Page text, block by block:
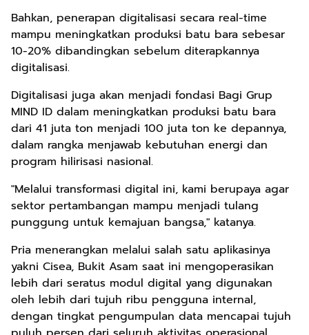
Bahkan, penerapan digitalisasi secara real-time
mampu meningkatkan produksi batu bara sebesar
10-20% dibandingkan sebelum diterapkannya
digitalisasi.
Digitalisasi juga akan menjadi fondasi Bagi Grup
MIND ID dalam meningkatkan produksi batu bara
dari 41 juta ton menjadi 100 juta ton ke depannya,
dalam rangka menjawab kebutuhan energi dan
program hilirisasi nasional.
"Melalui transformasi digital ini, kami berupaya agar
sektor pertambangan mampu menjadi tulang
punggung untuk kemajuan bangsa," katanya.
Pria menerangkan melalui salah satu aplikasinya
yakni Cisea, Bukit Asam saat ini mengoperasikan
lebih dari seratus modul digital yang digunakan
oleh lebih dari tujuh ribu pengguna internal,
dengan tingkat pengumpulan data mencapai tujuh